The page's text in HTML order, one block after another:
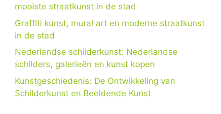
mooiste straatkunst in de stad
Graffiti kunst, mural art en moderne straatkunst
in de stad
Nederlandse schilderkunst: Nederlandse
schilders, galerieën en kunst kopen
Kunstgeschiedenis: De Ontwikkeling van
Schilderkunst en Beeldende Kunst